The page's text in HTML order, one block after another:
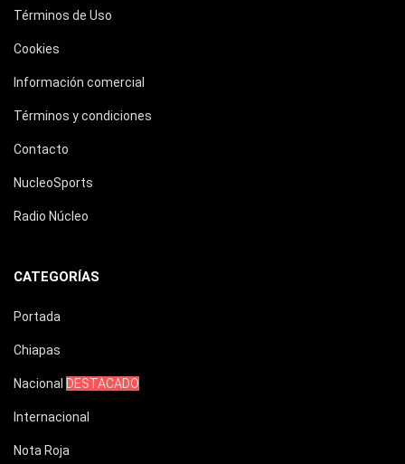
Términos de Uso
Cookies
Información comercial
Términos y condiciones
Contacto
NucleoSports
Radio Núcleo
CATEGORÍAS
Portada
Chiapas
Nacional DESTACADO
Internacional
Nota Roja